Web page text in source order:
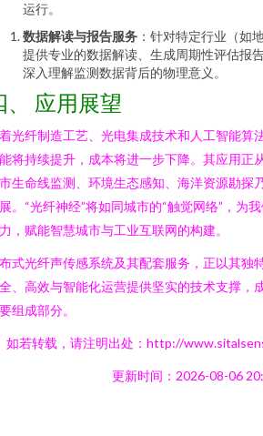
运行。
数据解读与报告服务 ：针对特定行业（如
提供专业的数据解读、生成周期性评估报
深入理解监测数据背后的物理意义。
、 应用展望
光纤制造工艺、光电集成技术和人工智能算
将持续提升，成本将进一步下降。其应用正
生命线监测、环境生态感知、海洋资源勘探
。“光纤神经”将如同城市的“触觉网络”，为
，赋能智慧城市与工业互联网的构建。
式光纤声传感系统及其配套服务，正以其独
、高效与智能化运营提供坚实的技术支撑，
组成部分。
如若转载，请注明出处：http://
更新时间：2026-08-06